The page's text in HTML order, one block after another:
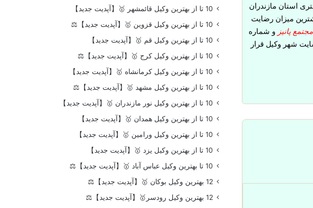
استان مازندران
میزان رضایت
و شماره
شهر وکیل قرار
10 تا از بهترین وکیل قائمشهر 🥇【آپدیت جدید】
10 تا از بهترین وکیل قزوین 🥇【آپدیت جدید】⚖️
10 تا از بهترین وکیل قم 🥇【آپدیت جدید】
10 تا از بهترین وکیل کرج 🥇【آپدیت جدید】⚖️
10 تا از بهترین وکیل کرمانشاه 🥇【آپدیت جدید】
10 تا از بهترین وکیل مشهد 🥇【آپدیت جدید】⚖️
10 تا از بهترین وکیل نور مازندران 🥇【آپدیت جدید】
10 تا از بهترین وکیل همدان 🥇【آپدیت جدید】
10 تا از بهترین وکیل ورامین 🥇【آپدیت جدید】
10 تا از بهترین وکیل یزد 🥇【آپدیت جدید】
10 تا بهترین وکیل عباس آباد 🥇【آپدیت جدید】⚖️
12 بهترین وکیل بوکان 🥇【آپدیت جدید】⚖️
12 بهترین وکیل رودسر🥇【آپدیت جدید】⚖️